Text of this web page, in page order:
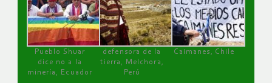
Pueblo Shuar
dice no a la
minería, Ecuador
defensora de la
tierra, Melchora,
Perú
Caimanes, Chile